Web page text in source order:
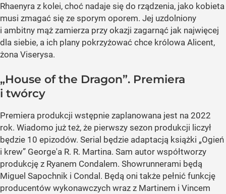
Rhaenyra z kolei, choć nadaje się do rządzenia, jako kobieta
musi zmagać się ze sporym oporem. Jej uzdolniony
i ambitny mąż zamierza przy okazji zagarnąć jak najwięcej
dla siebie, a ich plany pokrzyżować chce królowa Alicent,
żona Viserysa.
„House of the Dragon”. Premiera
i twórcy
Premiera produkcji wstępnie zaplanowana jest na 2022
rok. Wiadomo już też, że pierwszy sezon produkcji liczył
będzie 10 epizodów. Serial będzie adaptacją książki „Ogień
i krew” George'a R. R. Martina. Sam autor współtworzy
produkcję z Ryanem Condalem. Showrunnerami będą
Miguel Sapochnik i Condal. Będą oni także pełnić funkcję
producentów wykonawczych wraz z Martinem i Vincem